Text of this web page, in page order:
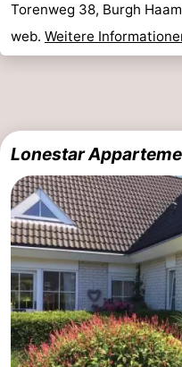
Torenweg 38, Burgh
web. Weitere
Lonestar